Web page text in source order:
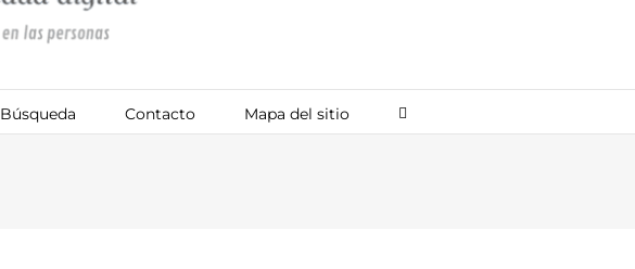
Búsqueda Contacto Mapa del sitio